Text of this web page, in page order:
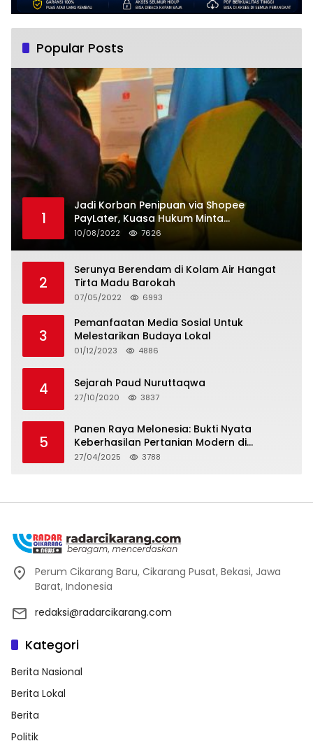
Popular Posts
1
Jadi Korban Penipuan via Shopee
PayLater, Kuasa Hukum Minta
Penangguhan Tagihan dan Hapus Bunga
10/08/2022 7626
2
Serunya Berendam di Kolam Air Hangat
Tirta Madu Barokah
07/05/2022 6993
3
Pemanfaatan Media Sosial Untuk
Melestarikan Budaya Lokal
01/12/2023 4886
4 Sejarah Paud Nuruttaqwa
27/10/2020 3837
5
Panen Raya Melonesia: Bukti Nyata
Keberhasilan Pertanian Modern di
Kabupaten Bekasi
27/04/2025 3788
Perum Cikarang Baru, Cikarang Pusat, Bekasi, Jawa
Barat, Indonesia
redaksi@radarcikarang.com
Kategori
Berita Nasional
Berita Lokal
Berita
Politik